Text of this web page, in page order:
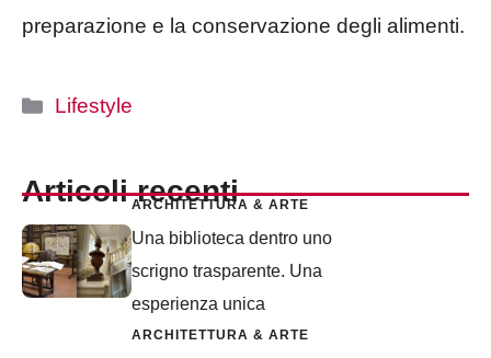
preparazione e la conservazione degli alimenti.
Categorie
Lifestyle
Articoli recenti
ARCHITETTURA & ARTE
Una biblioteca dentro uno
scrigno trasparente. Una
esperienza unica
ARCHITETTURA & ARTE